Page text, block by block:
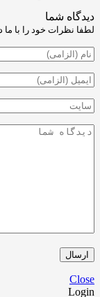
شما
خود را با ما در میان